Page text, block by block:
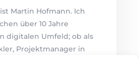
Martin Hofmann. Ich
über 10 Jahre
digitalen Umfeld; ob als
Projektmanager in